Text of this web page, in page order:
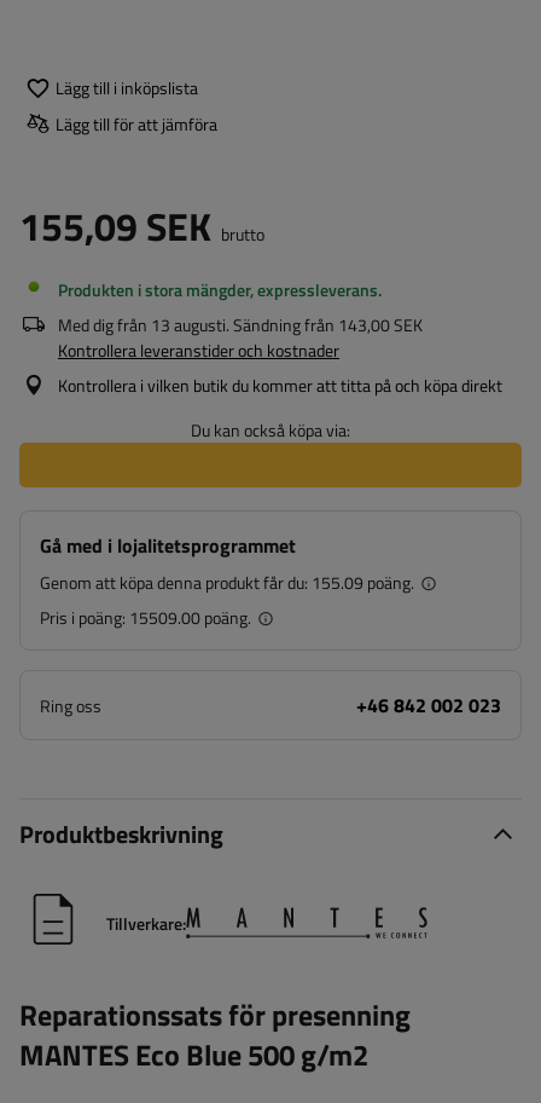
Lägg till i inköpslista
Lägg till för att jämföra
155,09 SEK brutto
Produkten i stora mängder, expressleverans
Med dig från 13 augusti. Sändning från 143,00 SEK
Kontrollera leveranstider och kostnader
Kontrollera i vilken butik du kommer att titta på och köpa direkt
Du kan också köpa via:
Gå med i lojalitetsprogrammet
Genom att köpa denna produkt får du: 155.09 poäng.
Pris i poäng: 15509.00 poäng.
Ring oss +46 842 002 023
Produktbeskrivning
Tillverkare:
Reparationssats för presenning
MANTES Eco Blue 500 g/m2